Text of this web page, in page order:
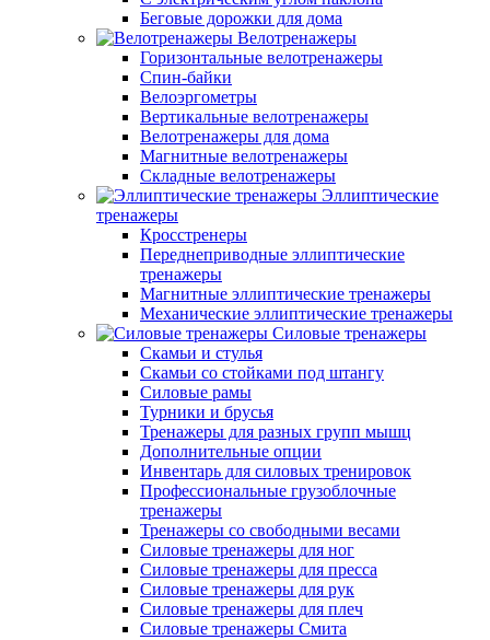
Беговые дорожки для дома
Велотренажеры
Горизонтальные велотренажеры
Спин-байки
Велоэргометры
Вертикальные велотренажеры
Велотренажеры для дома
Магнитные велотренажеры
Складные велотренажеры
Эллиптические
тренажеры
Кросстренеры
Переднеприводные эллиптические
тренажеры
Магнитные эллиптические тренажеры
Механические эллиптические тренажеры
Силовые тренажеры
Скамьи и стулья
Скамьи со стойками под штангу
Силовые рамы
Турники и брусья
Тренажеры для разных групп мышц
Дополнительные опции
Инвентарь для силовых тренировок
Профессиональные грузоблочные
тренажеры
Тренажеры со свободными весами
Силовые тренажеры для ног
Силовые тренажеры для пресса
Силовые тренажеры для рук
Силовые тренажеры для плеч
Силовые тренажеры Смита